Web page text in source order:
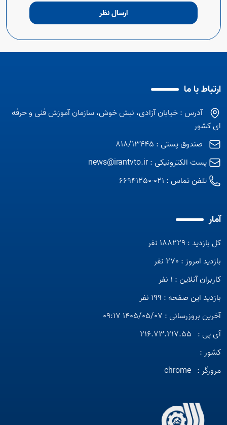
ارسال نظر
ارتباط با ما
آدرس : خیابان آزادی، نبش خوش، سازمان آموزش فنی و حرفه
ای کشور
صندوق پستی : 818/13445
پست الکترونیکی :news@irantvto.ir
تلفن تماس : 021-66941250
آمار
کل بازدید : 188229 نفر
بازدید امروز : 270 نفر
کاربران آنلاین : 1 نفر
بازدید این صفحه : 199 نفر
آخرین بروزرسانی : 1405/05/07 09:17
آی پی : 216.73.217.55
کشور :
مرورگر : chrome